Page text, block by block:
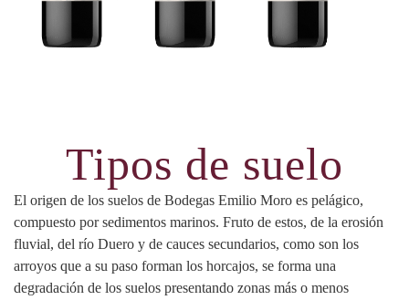
Tipos de suelo
El origen de los suelos de Bodegas Emilio Moro es pelágico,
compuesto por sedimentos marinos. Fruto de estos, de la erosión
fluvial, del río Duero y de cauces secundarios, como son los
arroyos que a su paso forman los horcajos, se forma una
degradación de los suelos presentando zonas más o menos